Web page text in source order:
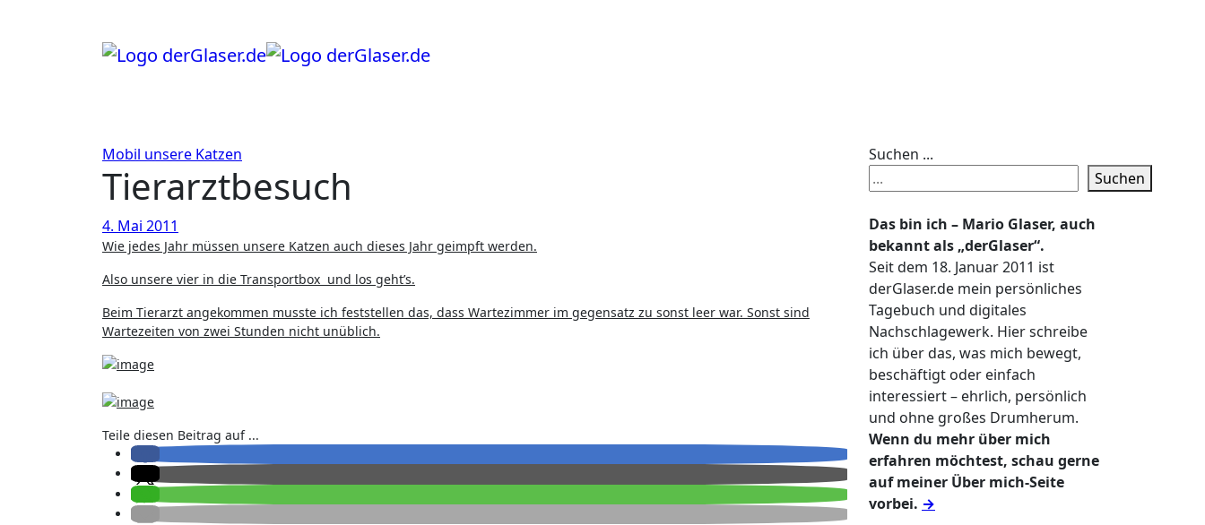
Mobil unsere Katzen
Tierarztbesuch
4. Mai 2011
Wie jedes Jahr müssen unsere Katzen auch dieses Jahr geimpft werden.
Also unsere vier in die Transportbox und los geht’s.
Beim Tierarzt angekommen musste ich feststellen das, dass Wartezimmer im gegensatz zu sonst leer war. Sonst sind
Wartezeiten von zwei Stunden nicht unüblich.
Teile diesen Beitrag auf ...
Suchen ...
Suchen
Das bin ich – Mario Glaser, auch
bekannt als „derGlaser“.
Seit dem 18. Januar 2011 ist
derGlaser.de mein persönliches
Tagebuch und digitales
Nachschlagewerk. Hier schreibe
ich über das, was mich bewegt,
beschäftigt oder einfach
interessiert – ehrlich, persönlich
und ohne großes Drumherum.
Wenn du mehr über mich
erfahren möchtest, schau gerne
auf meiner Über mich-Seite
vorbei. →